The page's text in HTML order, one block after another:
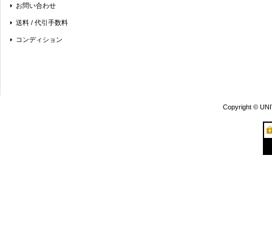
お問い合わせ
送料 / 代引手数料
コンディション
Copyright ©